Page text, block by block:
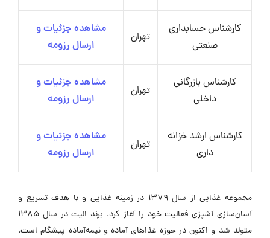
کارشناس حسابداری
صنعتی
تهران
مشاهده جزئیات و
ارسال رزومه
کارشناس بازرگانی
داخلی
تهران
مشاهده جزئیات و
ارسال رزومه
کارشناس ارشد خزانه
داری
تهران
مشاهده جزئیات و
ارسال رزومه
مجموعه غذایی از سال 1379 در زمینه غذایی و با هدف تسریع و
آسان‌سازی آشپزی فعالیت خود را آغاز کرد. برند الیت در سال 1385
متولد شد و اکنون در حوزه غذاهای آماده و نیمه‌آماده پیشگام است.